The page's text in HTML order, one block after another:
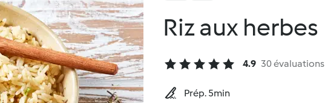
Riz aux herbes
4.9 30 évaluations
Prép. 5min